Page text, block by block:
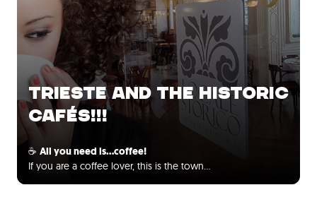
TRIESTE AND THE HISTORIC
CAFÉS!!!
☕ All you need is...coffee!
If you are a coffee lover, this is the town…